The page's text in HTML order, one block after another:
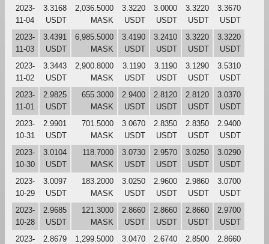
2023-
11-04
3.3168
USDT
2,036.5000
MASK
3.3220
USDT
3.0000
USDT
3.3220
USDT
3.3670
USDT
2023-
11-03
3.4391
USDT
6,985.5000
MASK
3.4190
USDT
3.2410
USDT
3.3220
USDT
3.3220
USDT
2023-
11-02
3.3443
USDT
2,900.8000
MASK
3.1190
USDT
3.1190
USDT
3.1290
USDT
3.5310
USDT
2023-
11-01
2.9825
USDT
655.3000
MASK
2.9400
USDT
2.8120
USDT
2.8120
USDT
3.0370
USDT
2023-
10-31
2.9901
USDT
701.5000
MASK
3.0670
USDT
2.8350
USDT
2.8350
USDT
2.9400
USDT
2023-
10-30
3.0104
USDT
118.7000
MASK
3.0730
USDT
2.9570
USDT
3.0250
USDT
3.0290
USDT
2023-
10-29
3.0097
USDT
183.2000
MASK
3.0250
USDT
2.9600
USDT
2.9860
USDT
3.0700
USDT
2023-
10-28
2.9685
USDT
121.3000
MASK
2.8660
USDT
2.8660
USDT
2.8660
USDT
2.9700
USDT
2023-
2.8679
1,299.5000
3.0470
2.6740
2.8500
2.8660